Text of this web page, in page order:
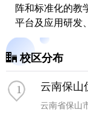
阵和标准化的教
平台及应用研发
体和综合性教育
校区分布
1 云南保山
云南省保山